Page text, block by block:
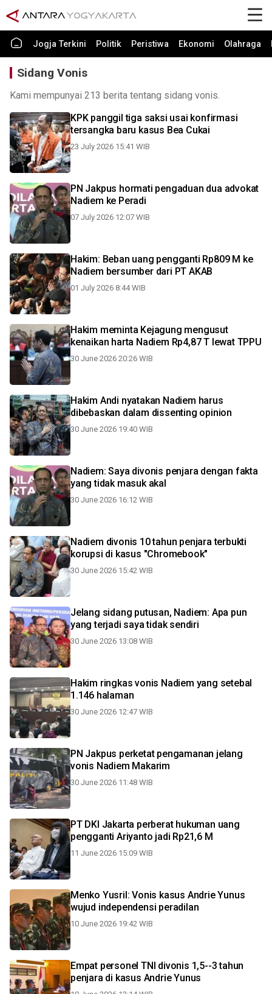
Jogja Terkini Politik Peristiwa Ekonomi Olahraga
Sidang Vonis
Kami mempunyai 213 berita tentang sidang vonis.
KPK panggil tiga saksi usai konfirmasi
tersangka baru kasus Bea Cukai
23 July 2026 15:41 WIB
PN Jakpus hormati pengaduan dua advokat
Nadiem ke Peradi
07 July 2026 12:07 WIB
Hakim: Beban uang pengganti Rp809 M ke
Nadiem bersumber dari PT AKAB
01 July 2026 8:44 WIB
Hakim meminta Kejagung mengusut
kenaikan harta Nadiem Rp4,87 T lewat TPPU
30 June 2026 20:26 WIB
Hakim Andi nyatakan Nadiem harus
dibebaskan dalam dissenting opinion
30 June 2026 19:40 WIB
Nadiem: Saya divonis penjara dengan fakta
yang tidak masuk akal
30 June 2026 16:12 WIB
Nadiem divonis 10 tahun penjara terbukti
korupsi di kasus "Chromebook"
30 June 2026 15:42 WIB
Jelang sidang putusan, Nadiem: Apa pun
yang terjadi saya tidak sendiri
30 June 2026 13:08 WIB
Hakim ringkas vonis Nadiem yang setebal
1.146 halaman
30 June 2026 12:47 WIB
PN Jakpus perketat pengamanan jelang
vonis Nadiem Makarim
30 June 2026 11:48 WIB
PT DKI Jakarta perberat hukuman uang
pengganti Ariyanto jadi Rp21,6 M
11 June 2026 15:09 WIB
Menko Yusril: Vonis kasus Andrie Yunus
wujud independensi peradilan
10 June 2026 19:42 WIB
Empat personel TNI divonis 1,5--3 tahun
penjara di kasus Andrie Yunus